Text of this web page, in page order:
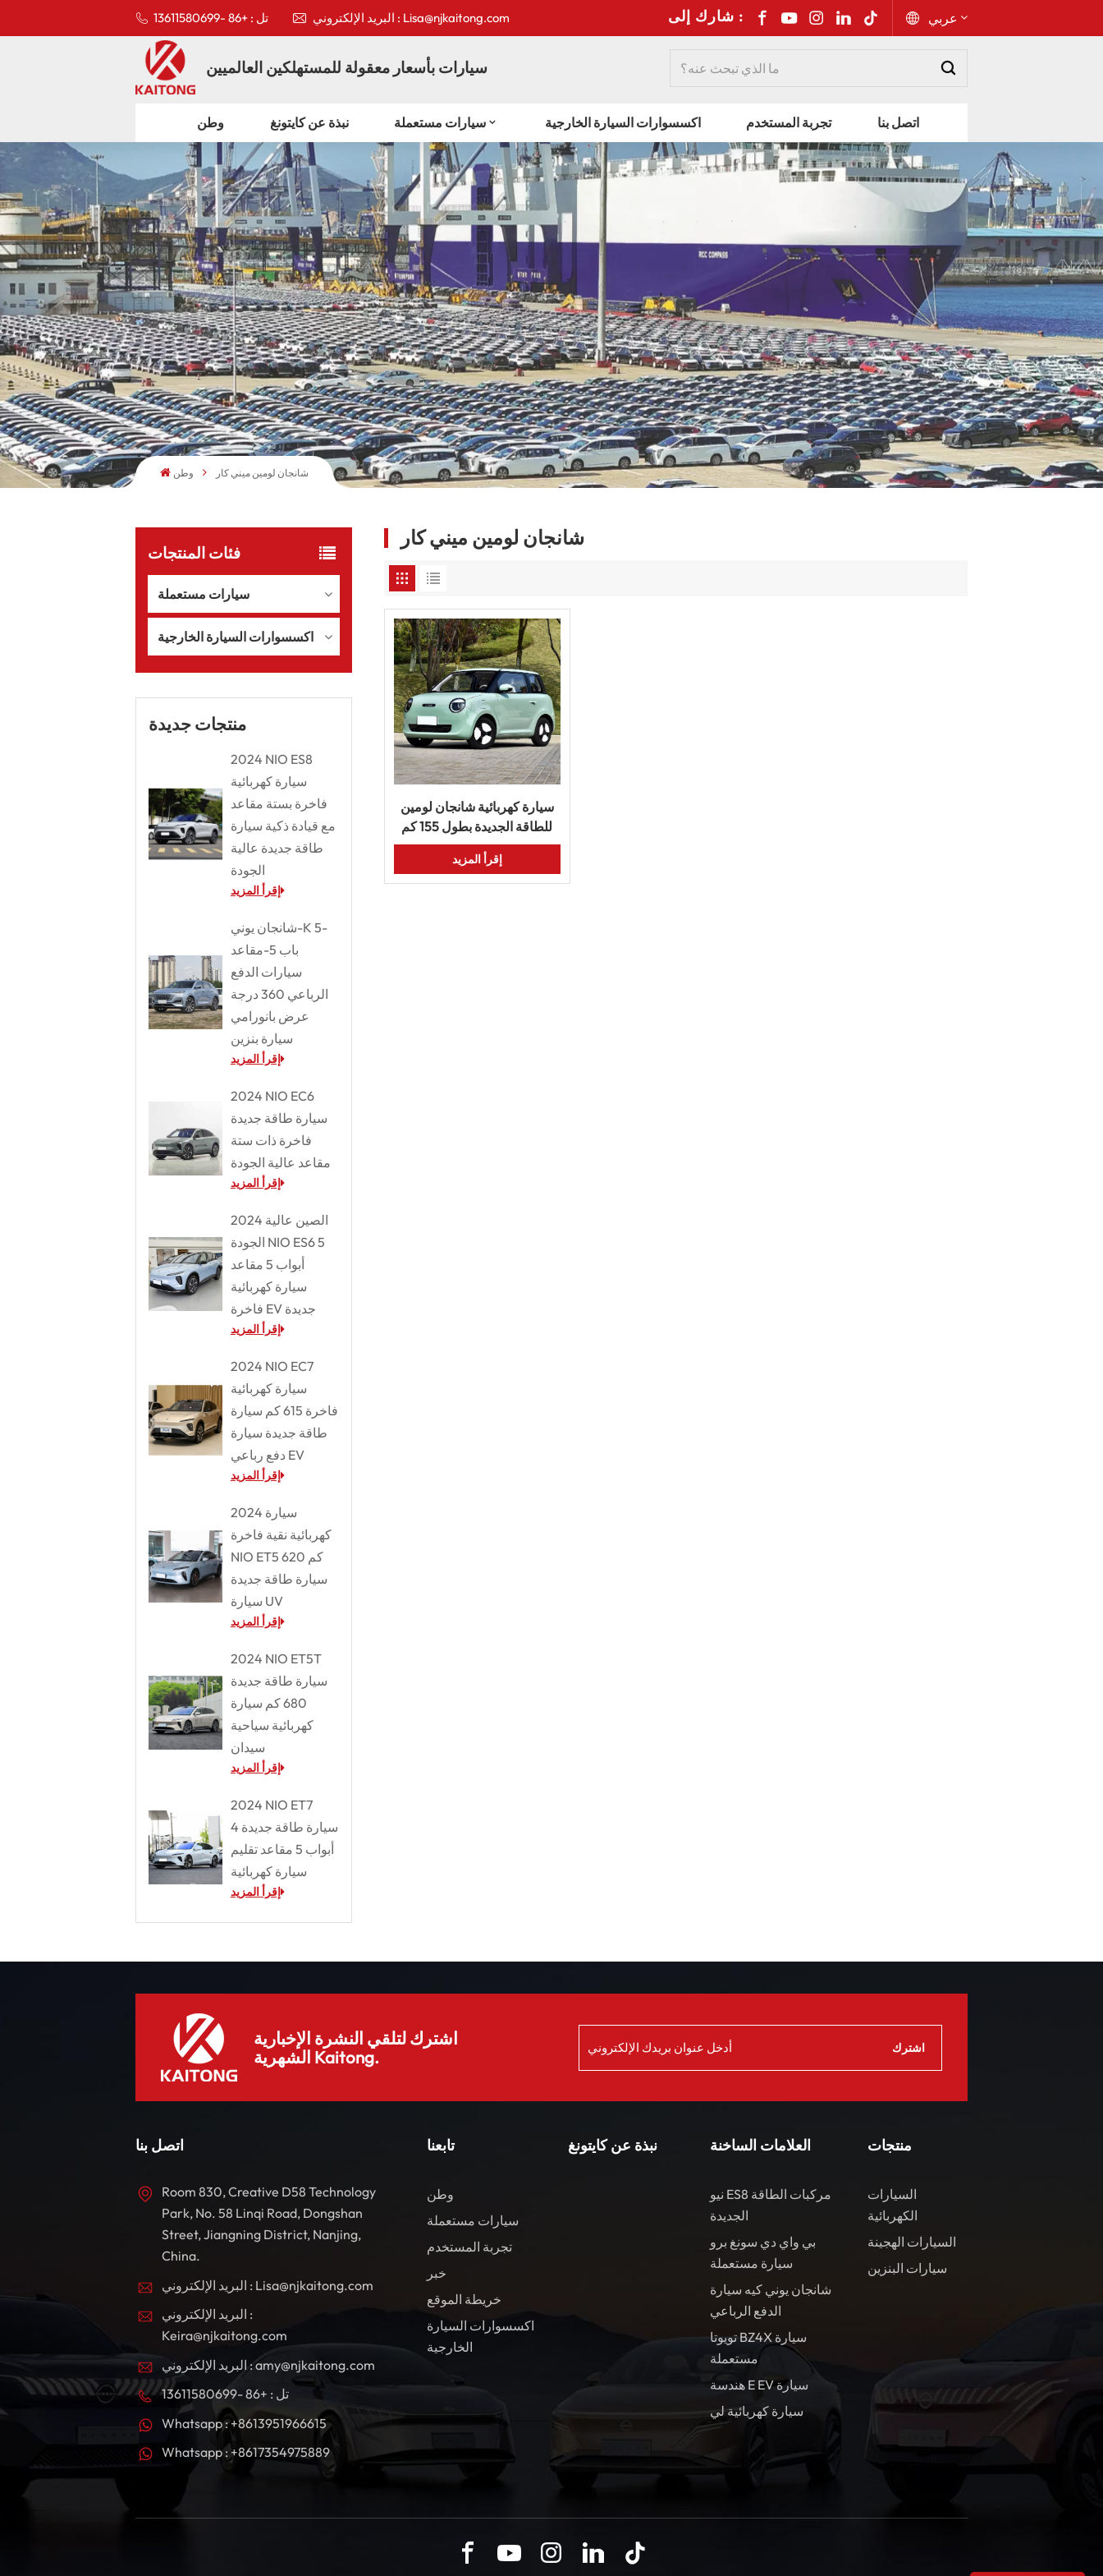
تل : +86 -13611580699 البريد الإلكتروني : Lisa@njkaitong.com شارك إلى : عربي
Русский
Español
Português
عربي
kiswahili
سيارات بأسعار معقولة للمستهلكين العالميين
وطن نبذة عن كايتونغ سيارات مستعملة اكسسوارات السيارة الخارجية تجربة المستخدم اتصل بنا
وطن شانجان لومين ميني كار
فئات المنتجات
سيارات مستعملة
اكسسوارات السيارة الخارجية
منتجات جديدة
2024 NIO ES8
سيارة كهربائية
فاخرة بستة مقاعد
مع قيادة ذكية سيارة
طاقة جديدة عالية
الجودة
إقرأ المزيد
شانجان يوني-K 5-
باب 5-مقاعد
سيارات الدفع
الرباعي 360 درجة
عرض بانورامي
سيارة بنزين
إقرأ المزيد
2024 NIO EC6
سيارة طاقة جديدة
فاخرة ذات ستة
مقاعد عالية الجودة
إقرأ المزيد
2024 الصين عالية
الجودة NIO ES6 5
أبواب 5 مقاعد
سيارة كهربائية
فاخرة EV جديدة
إقرأ المزيد
2024 NIO EC7
سيارة كهربائية
فاخرة 615 كم سيارة
طاقة جديدة سيارة
دفع رباعي EV
إقرأ المزيد
2024 سيارة
كهربائية نقية فاخرة
NIO ET5 620 كم
سيارة طاقة جديدة
سيارة UV
إقرأ المزيد
2024 NIO ET5T
سيارة طاقة جديدة
680 كم سيارة
كهربائية سياحية
سيدان
إقرأ المزيد
2024 NIO ET7
سيارة طاقة جديدة 4
أبواب 5 مقاعد تقليم
سيارة كهربائية
إقرأ المزيد
شانجان لومين ميني كار
سيارة كهربائية شانجان لومين
للطاقة الجديدة بطول 155 كم
سيارة كهربائية صغيرة
إقرأ المزيد
اشترك لتلقي النشرة الإخبارية
الشهرية Kaitong.
اتصل بنا
Room 830, Creative D58 Technology
Park, No. 58 Linqi Road, Dongshan
Street, Jiangning District, Nanjing,
China.
البريد الإلكتروني : Lisa@njkaitong.com
البريد الإلكتروني :
Keira@njkaitong.com
البريد الإلكتروني : amy@njkaitong.com
تل : +86 -13611580699
Whatsapp : +8613951966615
Whatsapp : +8617354975889
تابعنا
وطن
سيارات مستعملة
تجربة المستخدم
خبر
خريطة الموقع
اكسسوارات السيارة
الخارجية
نبذة عن كايتونغ العلامات الساخنة
نيو ES8 مركبات الطاقة
الجديدة
بي واي دي سونغ برو
سيارة مستعملة
شانجان يوني كيه سيارة
الدفع الرباعي
تويوتا BZ4X سيارة
مستعملة
هندسة E EV سيارة
سيارة كهربائية لي
منتجات
السيارات
الكهربائية
السيارات الهجينة
سيارات البنزين